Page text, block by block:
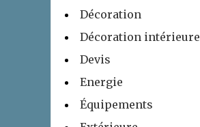
Décoration
Décoration intérieure
Devis
Energie
Équipements